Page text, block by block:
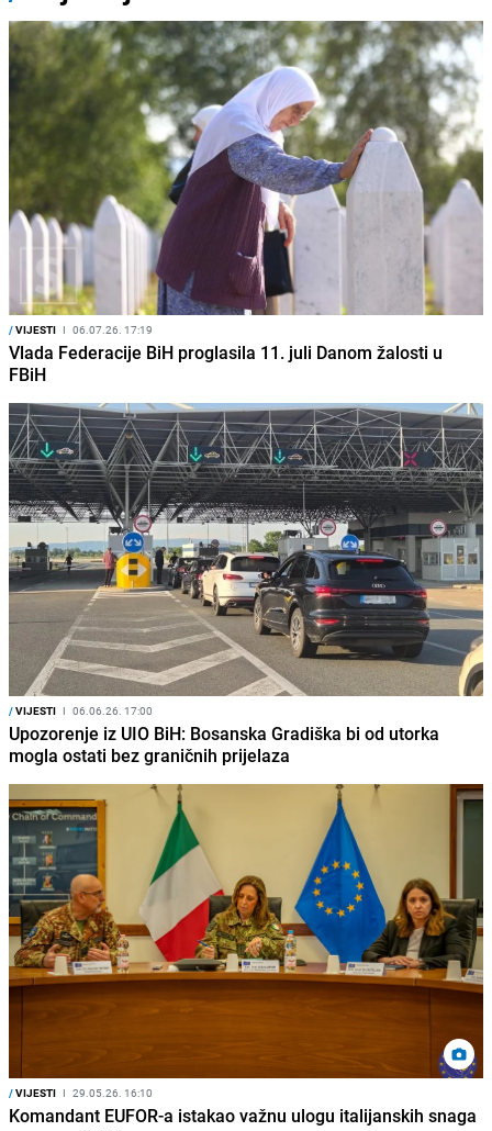
/VIJESTI I 06.07.26. 17:19
Vlada Federacije BiH proglasila 11. juli Danom žalosti u
FBiH
/VIJESTI I 06.06.26. 17:00
Upozorenje iz UIO BiH: Bosanska Gradiška bi od utorka
mogla ostati bez graničnih prijelaza
/VIJESTI I 29.05.26. 16:10
Komandant EUFOR-a istakao važnu ulogu italijanskih snaga